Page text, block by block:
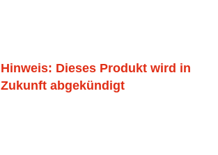
Hinweis: Dieses Produkt wird in
Zukunft abgekündigt